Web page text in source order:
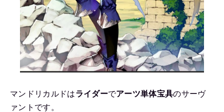
マンドリカルドはライダーでアーツ単体宝具のサーヴ
ァントです。